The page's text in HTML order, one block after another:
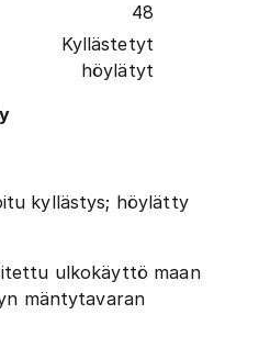
48
Kyllästetyt
höylätyt
kyllästys; höylätty
ulkokäyttö maan
mäntytavaran